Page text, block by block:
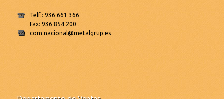
Telf.: 936 661 366
Fax: 936 854 200
com.nacional@metalgrup.es